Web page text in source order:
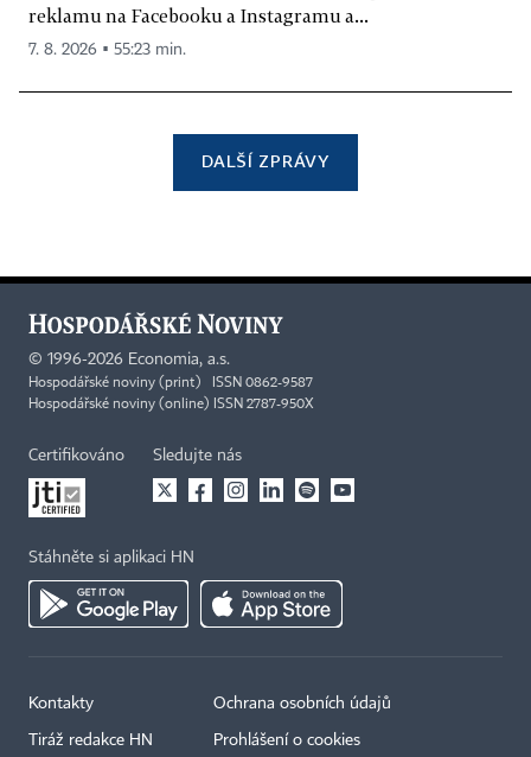
reklamu na Facebooku a Instagramu a...
7. 8. 2026 ▪ 55:23 min.
DALŠÍ ZPRÁVY
© 1996-2026 Economia, a.s.
Hospodářské noviny (print) ISSN 0862-9587
Hospodářské noviny (online) ISSN 2787-950X
Certifikováno Sledujte nás
Stáhněte si aplikaci HN
Kontakty
Tiráž redakce HN
Ochrana osobních údajů
Prohlášení o cookies